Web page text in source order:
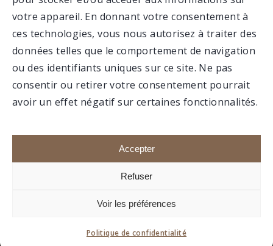
votre appareil. En donnant votre consentement à
ces technologies, vous nous autorisez à traiter des
données telles que le comportement de navigation
ou des identifiants uniques sur ce site. Ne pas
consentir ou retirer votre consentement pourrait
avoir un effet négatif sur certaines fonctionnalités.
Accepter
Refuser
Voir les préférences
Politique de confidentialité
MUSÉE
Faire un don Portail membre